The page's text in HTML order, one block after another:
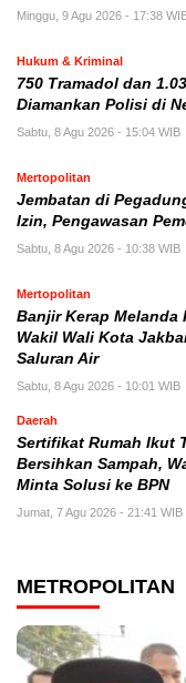
Minggu, 9 Agu 2026 - 17:38
Hukum & Kriminal
750 Tramadol dan
Diamankan Polisi di
Sabtu, 8 Agu 2026 - 15:04 WIB
Mertopolitan
Jembatan di
Izin, Pengawasan
Sabtu, 8 Agu 2026 - 10:38 WIB
Mertopolitan
Banjir Kerap Melanda
Wakil Wali Kota
Saluran Air
Sabtu, 8 Agu 2026 - 10:01 WIB
Daerah
Sertifikat Rumah Ikut
Bersihkan Sampah,
Minta Solusi ke BPN
Jumat, 7 Agu 2026 - 21:41 WIB
METROPOLITAN